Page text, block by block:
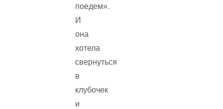
поедем».
И
она
хотела
свернуться
в
клубочек
и